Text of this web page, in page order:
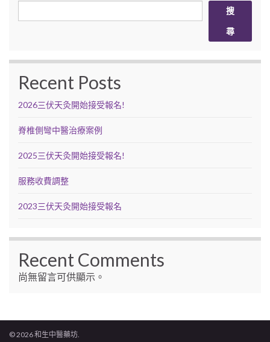
搜
尋
Recent Posts
2026三伏天灸開始接受報名!
脊椎側彎中醫治療案例
2025三伏天灸開始接受報名!
服務收費調整
2023三伏天灸開始接受報名
Recent Comments
尚無留言可供顯示。
© 2026 和生中醫藥坊.